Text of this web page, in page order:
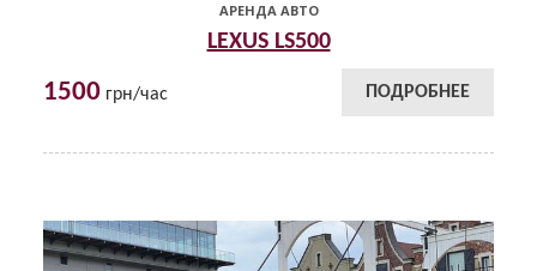
АРЕНДА АВТО
LEXUS LS500
1500 грн/час ПОДРОБНЕЕ